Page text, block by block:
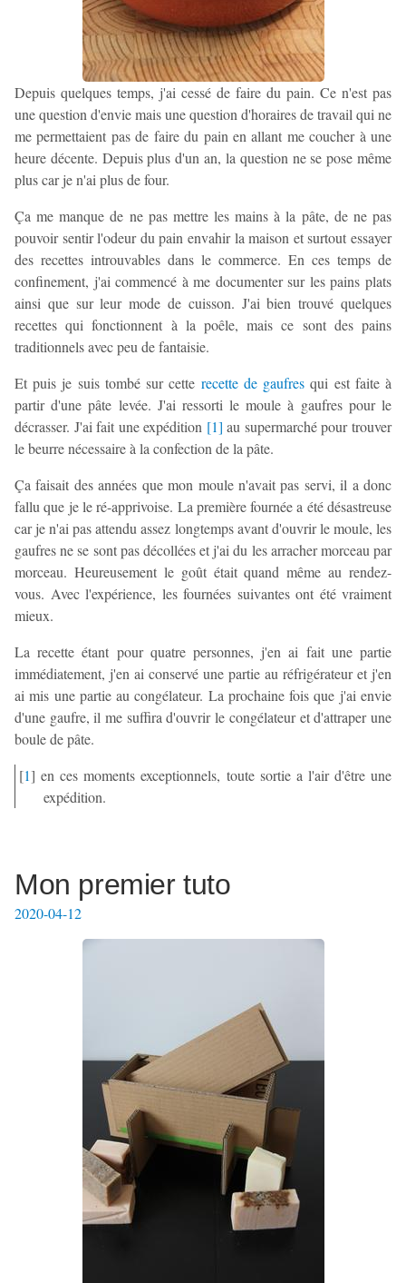
Depuis quelques temps, j'ai cessé de faire du pain. Ce n'est pas
une question d'envie mais une question d'horaires de travail qui ne
me permettaient pas de faire du pain en allant me coucher à une
heure décente. Depuis plus d'un an, la question ne se pose même
plus car je n'ai plus de four.
Ça me manque de ne pas mettre les mains à la pâte, de ne pas
pouvoir sentir l'odeur du pain envahir la maison et surtout essayer
des recettes introuvables dans le commerce. En ces temps de
confinement, j'ai commencé à me documenter sur les pains plats
ainsi que sur leur mode de cuisson. J'ai bien trouvé quelques
recettes qui fonctionnent à la poêle, mais ce sont des pains
traditionnels avec peu de fantaisie.
Et puis je suis tombé sur cette recette de gaufres qui est faite à
partir d'une pâte levée. J'ai ressorti le moule à gaufres pour le
décrasser. J'ai fait une expédition [1] au supermarché pour trouver
le beurre nécessaire à la confection de la pâte.
Ça faisait des années que mon moule n'avait pas servi, il a donc
fallu que je le ré-apprivoise. La première fournée a été désastreuse
car je n'ai pas attendu assez longtemps avant d'ouvrir le moule, les
gaufres ne se sont pas décollées et j'ai du les arracher morceau par
morceau. Heureusement le goût était quand même au rendez-
vous. Avec l'expérience, les fournées suivantes ont été vraiment
mieux.
La recette étant pour quatre personnes, j'en ai fait une partie
immédiatement, j'en ai conservé une partie au réfrigérateur et j'en
ai mis une partie au congélateur. La prochaine fois que j'ai envie
d'une gaufre, il me suffira d'ouvrir le congélateur et d'attraper une
boule de pâte.
[1] en ces moments exceptionnels, toute sortie a l'air d'être une
expédition.
Mon premier tuto
2020-04-12